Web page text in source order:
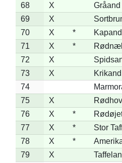
68
X
69
X
70
X *
71
X *
72
X
73
X
74
75
X
76
X *
77
X *
Stor
78
X *
79
X